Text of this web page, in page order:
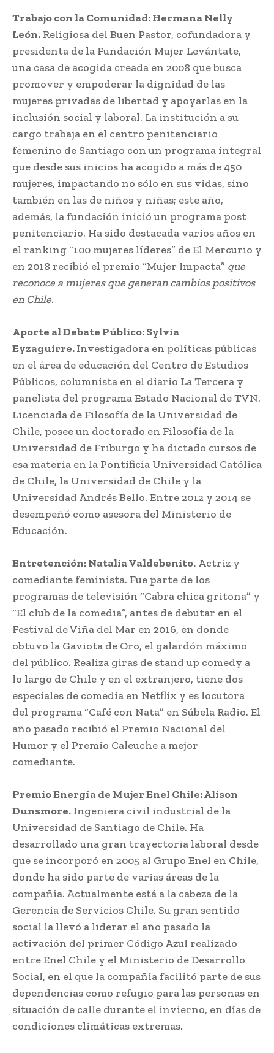
Trabajo con la Comunidad: Hermana Nelly
León. Religiosa del Buen Pastor, cofundadora y
presidenta de la Fundación Mujer Levántate,
una casa de acogida creada en 2008 que busca
promover y empoderar la dignidad de las
mujeres privadas de libertad y apoyarlas en la
inclusión social y laboral. La institución a su
cargo trabaja en el centro penitenciario
femenino de Santiago con un programa integral
que desde sus inicios ha acogido a más de 450
mujeres, impactando no sólo en sus vidas, sino
también en las de niños y niñas; este año,
además, la fundación inició un programa post
penitenciario. Ha sido destacada varios años en
el ranking “100 mujeres líderes” de El Mercurio y
en 2018 recibió el premio “Mujer Impacta” que
reconoce a mujeres que generan cambios positivos
en Chile.
Aporte al Debate Público: Sylvia
Eyzaguirre.Investigadora en políticas públicas
en el área de educación del Centro de Estudios
Públicos, columnista en el diario La Tercera y
panelista del programa Estado Nacional de TVN.
Licenciada de Filosofía de la Universidad de
Chile, posee un doctorado en Filosofía de la
Universidad de Friburgo y ha dictado cursos de
esa materia en la Pontificia Universidad Católica
de Chile, la Universidad de Chile y la
Universidad Andrés Bello. Entre 2012 y 2014 se
desempeñó como asesora del Ministerio de
Educación.
Entretención: Natalia Valdebenito. Actriz y
comediante feminista. Fue parte de los
programas de televisión “Cabra chica gritona” y
“El club de la comedia”, antes de debutar en el
Festival de Viña del Mar en 2016, en donde
obtuvo la Gaviota de Oro, el galardón máximo
del público. Realiza giras de stand up comedy a
lo largo de Chile y en el extranjero, tiene dos
especiales de comedia en Netflix y es locutora
del programa “Café con Nata” en Súbela Radio. El
año pasado recibió el Premio Nacional del
Humor y el Premio Caleuche a mejor
comediante.
Premio Energía de Mujer Enel Chile: Alison
Dunsmore. Ingeniera civil industrial de la
Universidad de Santiago de Chile. Ha
desarrollado una gran trayectoria laboral desde
que se incorporó en 2005 al Grupo Enel en Chile,
donde ha sido parte de varias áreas de la
compañía. Actualmente está a la cabeza de la
Gerencia de Servicios Chile. Su gran sentido
social la llevó a liderar el año pasado la
activación del primer Código Azul realizado
entre Enel Chile y el Ministerio de Desarrollo
Social, en el que la compañía facilitó parte de sus
dependencias como refugio para las personas en
situación de calle durante el invierno, en días de
condiciones climáticas extremas.